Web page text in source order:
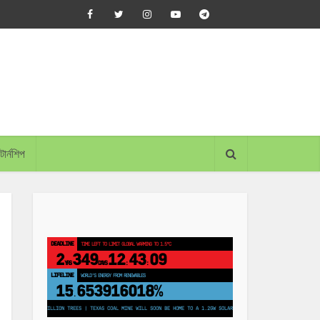
DEADLINE TIME LEFT TO LIMIT GLOBAL WARMING TO 1.5°C
2YRS 349DAYS 12: 43: 07
LIFELINE LAND PROTECTED BY INDIGENOUS PEOPLE
43,500,000km²
250 MILLION TREES | TEXAS COAL MINE WILL SOON BE HOME TO A 1.2GW SOLAR FARM | CHINA GENERATES LESS THAN